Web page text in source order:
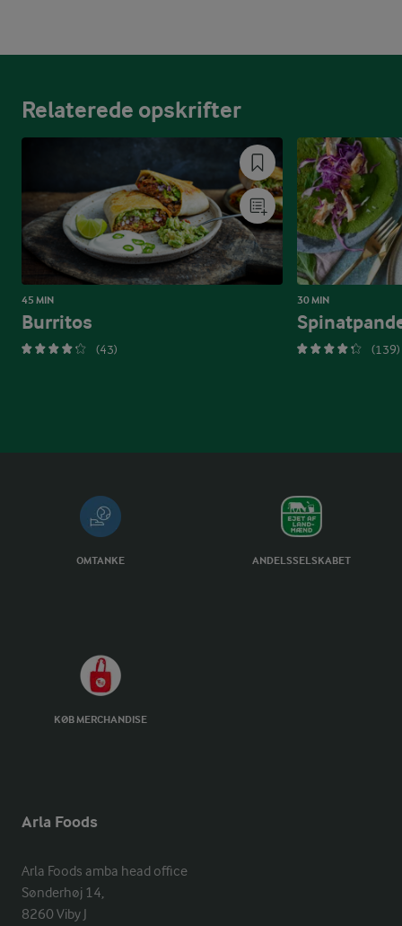
Relaterede opskrifter
45 MIN
Burritos
(43)
30 MIN
(139)
OMTANKE ANDELSSELSKABET
KØB MERCHANDISE
Arla Foods
Arla Foods amba head office
Sønderhøj 14,
8260 Viby J